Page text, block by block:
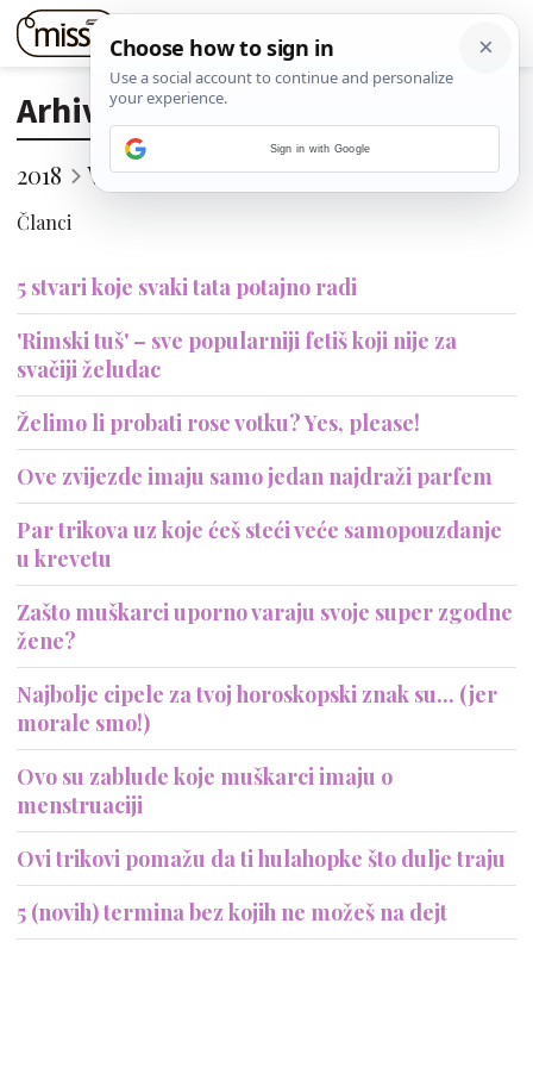
Arhiva
2018 Veljača 11. (Nedjelja)
Članci
5 stvari koje svaki tata potajno radi
'Rimski tuš' – sve popularniji fetiš koji nije za
svačiji želudac
Želimo li probati rose votku? Yes, please!
Ove zvijezde imaju samo jedan najdraži parfem
Par trikova uz koje ćeš steći veće samopouzdanje
u krevetu
Zašto muškarci uporno varaju svoje super zgodne
žene?
Najbolje cipele za tvoj horoskopski znak su... (jer
morale smo!)
Ovo su zablude koje muškarci imaju o
menstruaciji
Ovi trikovi pomažu da ti hulahopke što dulje traju
5 (novih) termina bez kojih ne možeš na dejt
Sign in with Google